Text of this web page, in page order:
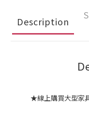
Description
★線上購買大型家